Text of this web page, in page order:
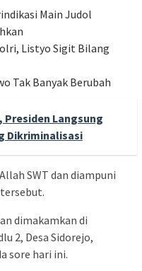
Main Judol
Listyo Sigit Bilang
Tak Banyak Berubah
Presiden Langsung
Dikriminalisasi
SWT dan diampuni
dimakamkan di
2, Desa Sidorejo,
sore hari ini.